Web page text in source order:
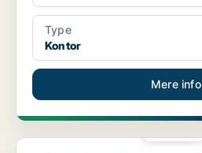
Type
Kontor
Mere info
Kontor i Ballerup